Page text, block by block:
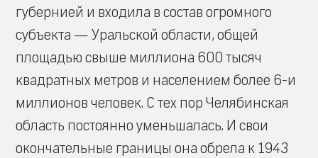
губернией и входила в состав огромного
субъекта — Уральской области, общей
площадью свыше миллиона 600 тысяч
квадратных метров и населением более 6-и
миллионов человек. С тех пор Челябинская
область постоянно уменьшалась. И свои
окончательные границы она обрела к 1943